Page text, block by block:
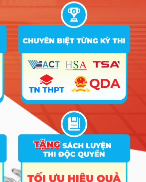
27.25 26.29
Hướng nghiệp
HOCMAI
ĐĂNG KÝ NGAY